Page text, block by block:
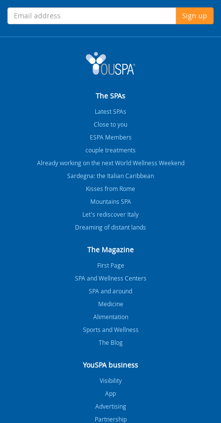
Sign up
The SPAs
Latest SPAs
Close to you
ESPA Members
couple treatments
Already working on the next World Wellness Weekend
Sardegna: the Italian Caribbean
Kisses from Rome
Mountains SPA
Let's rediscover Italy
Dreaming of distant lands
The Magazine
FIrst Page
SPA and Wellness Centers
SPA and around
Medicine
Alimentation
Sports and Wellness
The Blog
YouSPA business
Visibility
App
Advertising
Partnership